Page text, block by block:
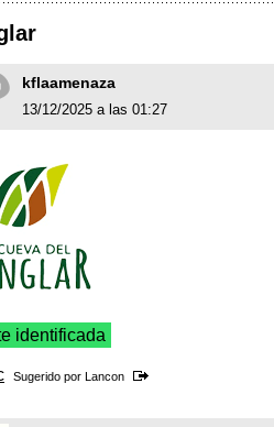
kflaamenaza
13/12/2025 a las 01:27
identificada
Sugerido por Lancon